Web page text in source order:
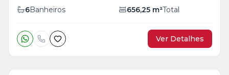
6Banheiros 656,25 m²Total
Ver Detalhes